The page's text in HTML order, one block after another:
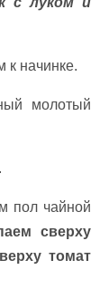
к начинке.
молотый
пол чайной
сверху
томат